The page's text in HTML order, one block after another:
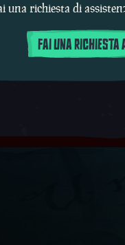
una richiesta di
FAI UNA